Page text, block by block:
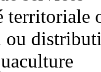
ou